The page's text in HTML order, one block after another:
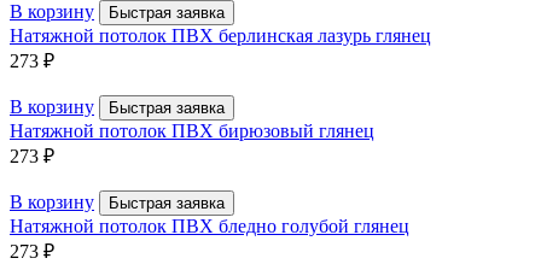
В корзину Быстрая заявка
Натяжной потолок ПВХ берлинская лазурь глянец
273 ₽
В корзину Быстрая заявка
Натяжной потолок ПВХ бирюзовый глянец
273 ₽
В корзину Быстрая заявка
Натяжной потолок ПВХ бледно голубой глянец
273 ₽